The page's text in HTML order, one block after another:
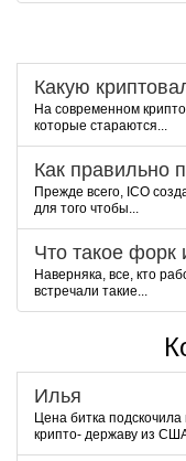
Какую
На современном
которые стараются...
Как правильно
Прежде всего, ICO
для того чтобы...
Что такое форк
Наверняка, все, кто
встречали такие...
Илья
Цена битка
крипто- державу из